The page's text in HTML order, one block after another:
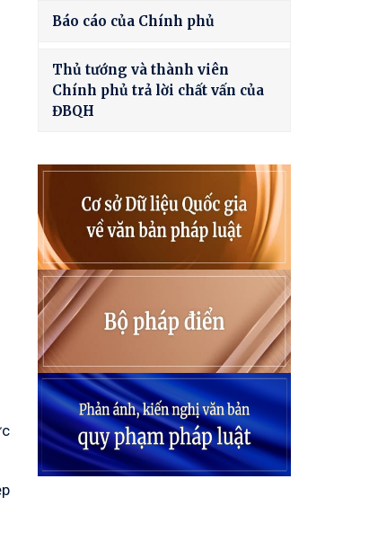
Báo cáo của Chính phủ
Thủ tướng và thành viên
Chính phủ trả lời chất vấn của
ĐBQH